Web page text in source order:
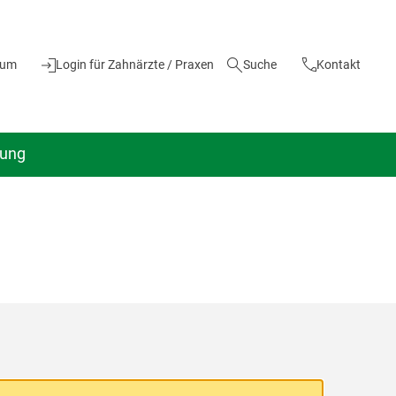
Login für Zahnärzte / Praxen Suche Kontakt